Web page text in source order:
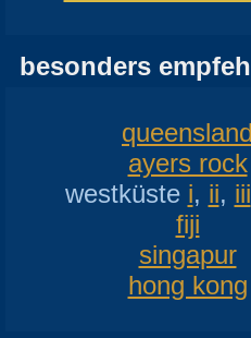
besonders
queensland
ayers rock
westküste i, ii, iii
fiji
singapur
hong kong